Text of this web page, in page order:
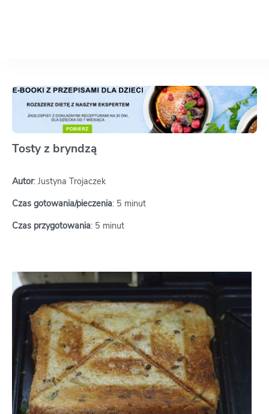
Tosty z bryndzą
Autor: Justyna Trojaczek
Czas gotowania/pieczenia: 5 minut
Czas przygotowania: 5 minut